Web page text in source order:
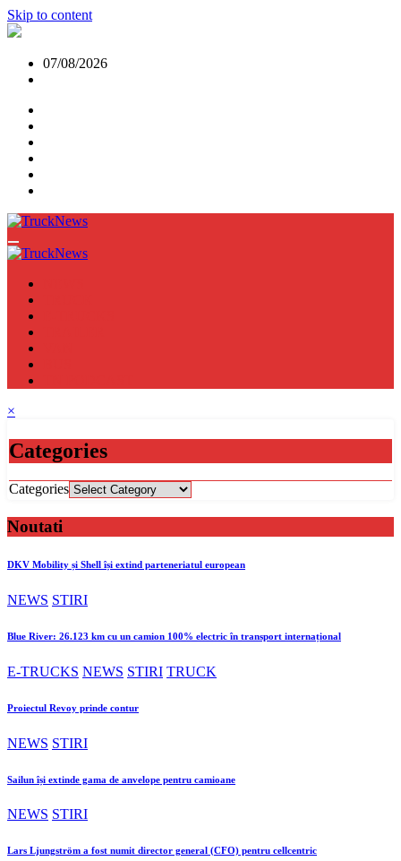
Skip to content
07/08/2026
×
Categories
Categories
Noutati
DKV Mobility și Shell își extind parteneriatul european
NEWS STIRI
Blue River: 26.123 km cu un camion 100% electric în transport internațional
E-TRUCKS NEWS STIRI TRUCK
Proiectul Revoy prinde contur
NEWS STIRI
Sailun își extinde gama de anvelope pentru camioane
NEWS STIRI
Lars Ljungström a fost numit director general (CFO) pentru cellcentric